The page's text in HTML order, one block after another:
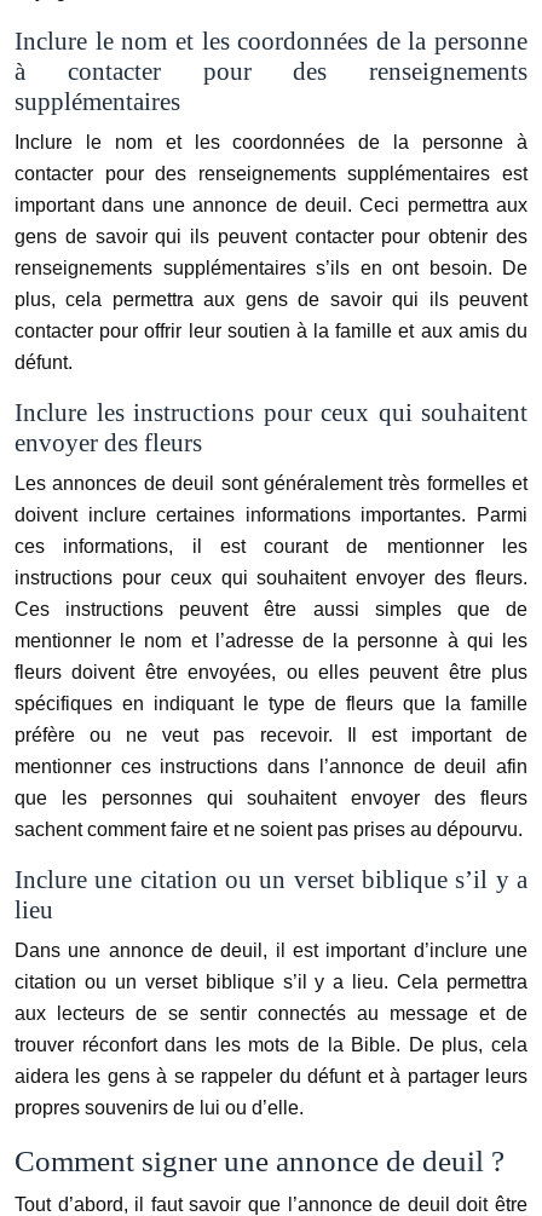
Inclure le nom et les coordonnées de la personne
à contacter pour des renseignements
supplémentaires
Inclure le nom et les coordonnées de la personne à
contacter pour des renseignements supplémentaires est
important dans une annonce de deuil. Ceci permettra aux
gens de savoir qui ils peuvent contacter pour obtenir des
renseignements supplémentaires s’ils en ont besoin. De
plus, cela permettra aux gens de savoir qui ils peuvent
contacter pour offrir leur soutien à la famille et aux amis du
défunt.
Inclure les instructions pour ceux qui souhaitent
envoyer des fleurs
Les annonces de deuil sont généralement très formelles et
doivent inclure certaines informations importantes. Parmi
ces informations, il est courant de mentionner les
instructions pour ceux qui souhaitent envoyer des fleurs.
Ces instructions peuvent être aussi simples que de
mentionner le nom et l’adresse de la personne à qui les
fleurs doivent être envoyées, ou elles peuvent être plus
spécifiques en indiquant le type de fleurs que la famille
préfère ou ne veut pas recevoir. Il est important de
mentionner ces instructions dans l’annonce de deuil afin
que les personnes qui souhaitent envoyer des fleurs
sachent comment faire et ne soient pas prises au dépourvu.
Inclure une citation ou un verset biblique s’il y a
lieu
Dans une annonce de deuil, il est important d’inclure une
citation ou un verset biblique s’il y a lieu. Cela permettra
aux lecteurs de se sentir connectés au message et de
trouver réconfort dans les mots de la Bible. De plus, cela
aidera les gens à se rappeler du défunt et à partager leurs
propres souvenirs de lui ou d’elle.
Comment signer une annonce de deuil ?
Tout d’abord, il faut savoir que l’annonce de deuil doit être